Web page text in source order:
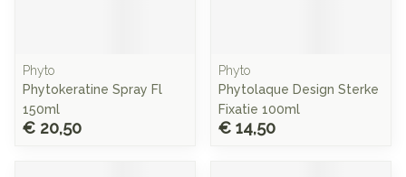
Phyto
Phytokeratine Spray Fl
150ml
€ 20,50
Phyto
Phytolaque Design Sterke
Fixatie 100ml
€ 14,50